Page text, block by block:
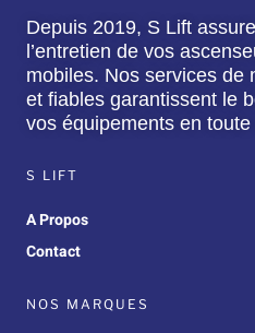
Depuis 2019, S Lift
l’entretien de vos
mobiles. Nos services de
et fiables garantissent le
vos équipements en
S LIFT
A Propos
Contact
NOS MARQUES